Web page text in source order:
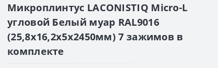
Микроплинтус LACONISTIQ Micro-L
угловой Белый муар RAL9016
(25,8х16,2х5х2450мм) 7 зажимов в
комплекте